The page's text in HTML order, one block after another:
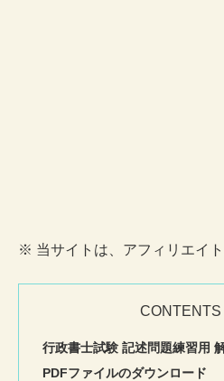
※ 当サイトは、アフィリエイト
CONTENTS
行政書士試験 記述問題練習用
PDFファイルのダウンロード